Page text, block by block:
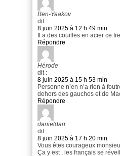
Ben-Yaakov
dit :
8 juin 2025 à 12 h 49 min
Il a des couilles en acier ce
Répondre
Hérode
dit :
8 juin 2025 à 15 h 53 min
Personne n’en n’a rien à
dehors des gauchos et de
Répondre
danieldan
dit :
8 juin 2025 à 17 h 20 min
Vous êtes courageux
Ça y est , les français se